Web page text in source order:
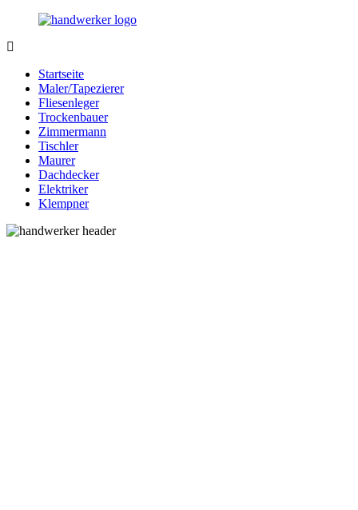
Zurück
Inhalt
Handwerker.de
Ihrer
Nähe
Startseite
Maler/Tapezierer
Fliesenleger
Trockenbauer
Zimmermann
Tischler
Maurer
Dachdecker
Elektriker
Klempner